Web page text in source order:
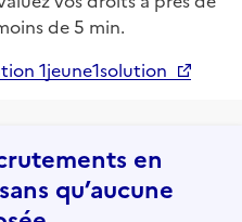
de 5 min.
1jeune1solution
en
qu’aucune